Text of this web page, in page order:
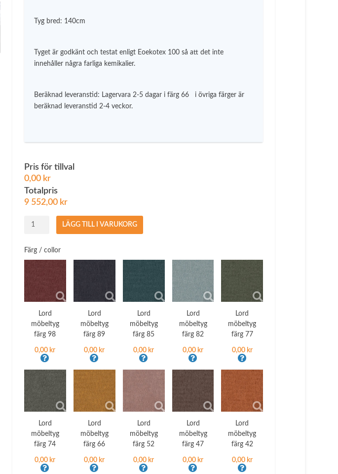
r
2
3
9
k
k
r
Tyg bred: 140cm
Tyget är godkänt och testat enligt Eoekotex 100 så att det inte
innehåller några farliga kemikalier.
Beräknad leveranstid: Lagervara 2-5 dagar i färg 66 i övriga färger är
beräknad leveranstid 2-4 veckor.
Pris för tillval
0,00 kr
Totalpris
9 552,00 kr
Lord
rulle
meter
LÄGG TILL I VARUKORG
Färg / collor
Lord
möbeltyg
färg 98
0,00 kr
Lord
möbeltyg
färg 89
0,00 kr
Lord
möbeltyg
färg 85
0,00 kr
Lord
möbeltyg
färg 82
0,00 kr
Lord
möbeltyg
färg 77
0,00 kr
Lord
möbeltyg
färg 74
0,00 kr
Lord
möbeltyg
färg 66
0,00 kr
Lord
möbeltyg
färg 52
0,00 kr
Lord
möbeltyg
färg 47
0,00 kr
Lord
möbeltyg
färg 42
0,00 kr